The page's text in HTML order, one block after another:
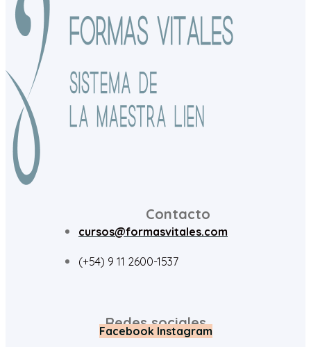
Contacto
cursos@formasvitales.com
(+54) 9 11 2600-1537
Redes sociales
Facebook Instagram